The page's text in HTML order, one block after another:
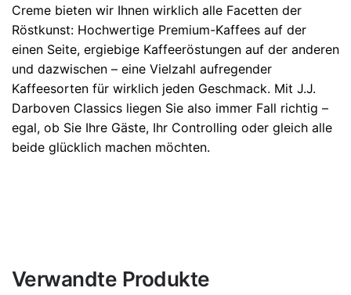
Creme bieten wir Ihnen wirklich alle Facetten der
Röstkunst: Hochwertige Premium-Kaffees auf der
einen Seite, ergiebige Kaffeeröstungen auf der anderen
und dazwischen – eine Vielzahl aufregender
Kaffeesorten für wirklich jeden Geschmack. Mit J.J.
Darboven Classics liegen Sie also immer Fall richtig –
egal, ob Sie Ihre Gäste, Ihr Controlling oder gleich alle
beide glücklich machen möchten.
Verwandte Produkte